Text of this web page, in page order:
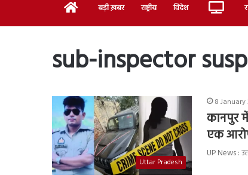
Home बड़ी ख़बर राष्ट्रीय विदेश Live
sub-inspector
Uttar Pradesh
8 January
कानपुर
एक
UP News :